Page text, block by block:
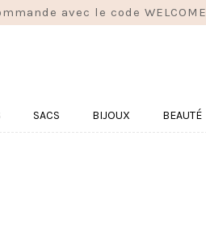
avec le code WELCOME
SACS BIJOUX BEAUTÉ